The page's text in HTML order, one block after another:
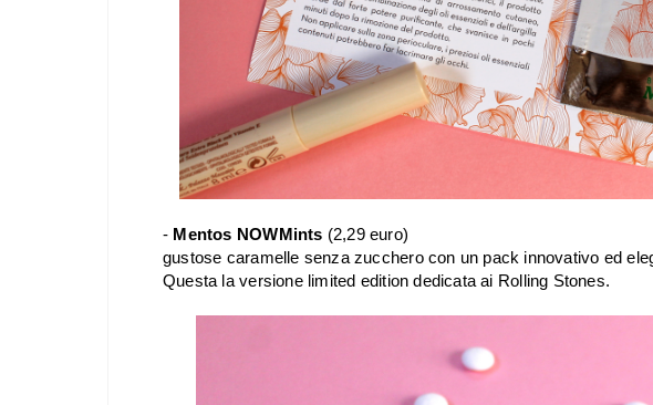
- Mentos NOWMints (2,29 euro)
gustose caramelle senza zucchero con un pack innovativo ed
Questa la versione limited edition dedicata ai Rolling Stones.